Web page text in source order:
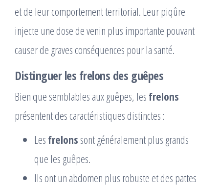
et de leur comportement territorial. Leur piqûre
injecte une dose de venin plus importante pouvant
causer de graves conséquences pour la santé.
Distinguer les frelons des guêpes
Bien que semblables aux guêpes, les frelons
présentent des caractéristiques distinctes :
Les frelons sont généralement plus grands
que les guêpes.
Ils ont un abdomen plus robuste et des pattes